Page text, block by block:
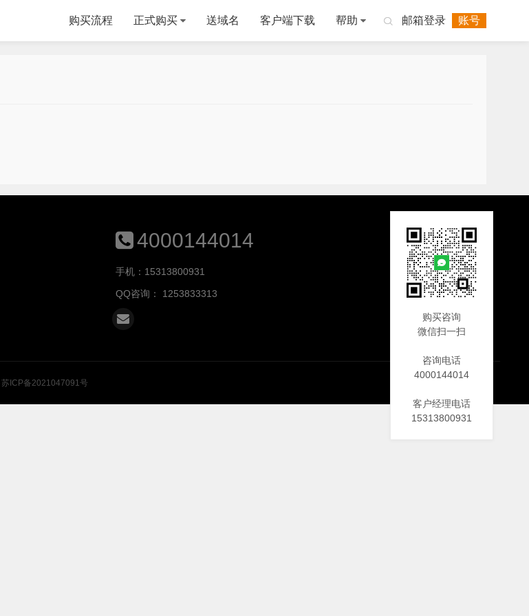
邮箱登录 账号

购买流程 正式购买 送域名 客户端下载 帮助
4000144014
手机：15313800931
QQ咨询： 1253833313
苏ICP备2021047091号
购买咨询
微信扫一扫
咨询电话
4000144014
客户经理电话
15313800931